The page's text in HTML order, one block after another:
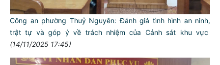
Công an phường Thuỷ Nguyên: Đánh giá tình hình an ninh,
trật tự và góp ý về trách nhiệm của Cảnh sát khu vực
(14/11/2025 17:45)